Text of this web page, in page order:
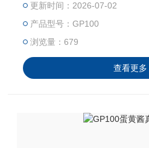
散头均易于更换，适合不同的工
号的机器都有相同的线速度和剪
更新时间：2026-07-02
产品型号：GP100
浏览量：679
查看更